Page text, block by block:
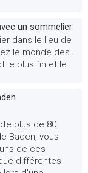
un sommelier
dans le lieu de
le monde des
le plus fin et le
plus de 80
Baden, vous
de ces
différentes